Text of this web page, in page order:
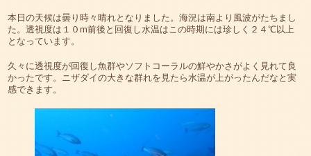
本日の天候は曇り時々晴れとなりました。海況は南より風波がたちまし
た。透視度は１０m前後と回復し水温はこの時期には珍しく２４℃以上
となっています。
久々に透視度が回復し魚群やソフトコーラルの鮮やかさがよく見れて良
かったです。ニザダイの大きな群れを見たら水温が上がったんだなと実
感できます。